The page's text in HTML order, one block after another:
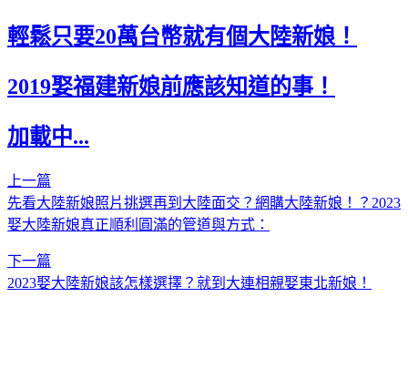
輕鬆只要20萬台幣就有個大陸新娘！
2019娶福建新娘前應該知道的事！
加載中...
上一篇
先看大陸新娘照片挑選再到大陸面交？網購大陸新娘！？2023
娶大陸新娘真正順利圓滿的管道與方式：
下一篇
2023娶大陸新娘該怎樣選擇？就到大連相親娶東北新娘！